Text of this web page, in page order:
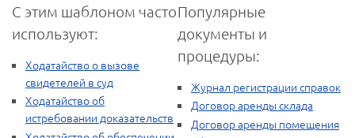
С этим шаблоном часто
используют:
Ходатайство о вызове
свидетелей в суд
Ходатайство об
истребовании доказательств
Популярные
документы и
процедуры:
Журнал регистрации справок
Договор аренды склада
Договор аренды помещения